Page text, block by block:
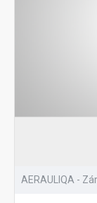
AERAULIQA -